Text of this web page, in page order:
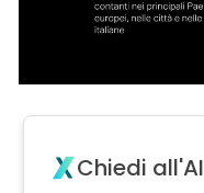
Chiedi all'AI